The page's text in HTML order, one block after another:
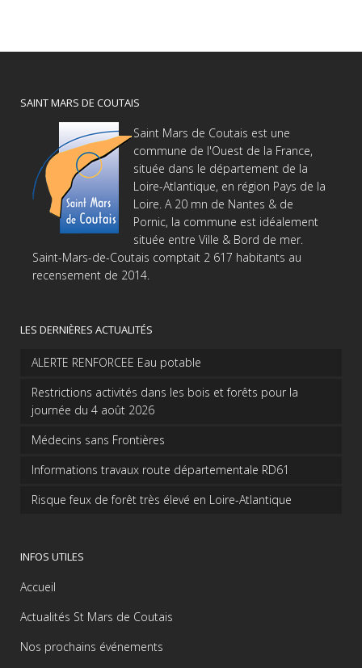
SAINT MARS DE COUTAIS
Saint Mars de Coutais est une
commune de l'Ouest de la France,
située dans le département de la
Loire-Atlantique, en région Pays de la
Loire. A 20 mn de Nantes & de
Pornic, la commune est idéalement
située entre Ville & Bord de mer.
Saint-Mars-de-Coutais comptait 2 617 habitants au
recensement de 2014.
LES DERNIÈRES ACTUALITÉS
ALERTE RENFORCEE Eau potable
Restrictions activités dans les bois et forêts pour la
journée du 4 août 2026
Médecins sans Frontières
Informations travaux route départementale RD61
Risque feux de forêt très élevé en Loire-Atlantique
INFOS UTILES
Accueil
Actualités St Mars de Coutais
Nos prochains événements